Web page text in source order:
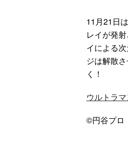
11月21日
レイが発
イによる
ジは解散
く！
ウルトラ
©円谷プロ